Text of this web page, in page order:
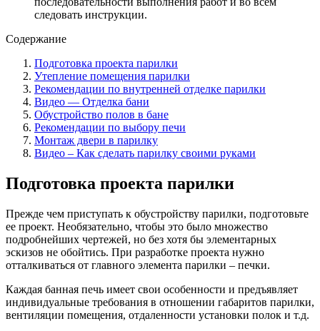
следовать инструкции.
Содержание
Подготовка проекта парилки
Утепление помещения парилки
Рекомендации по внутренней отделке парилки
Видео — Отделка бани
Обустройство полов в бане
Рекомендации по выбору печи
Монтаж двери в парилку
Видео – Как сделать парилку своими руками
Подготовка проекта парилки
Прежде чем приступать к обустройству парилки, подготовьте
ее проект. Необязательно, чтобы это было множество
подробнейших чертежей, но без хотя бы элементарных
эскизов не обойтись. При разработке проекта нужно
отталкиваться от главного элемента парилки – печки.
Каждая банная печь имеет свои особенности и предъявляет
индивидуальные требования в отношении габаритов парилки,
вентиляции помещения, отдаленности установки полок и т.д.